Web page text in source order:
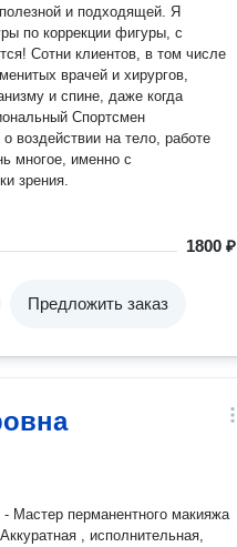
и подходящей. Я
по коррекции фигуры, с
Сотни клиентов, в том числе
врачей и хирургов,
даже когда
воздействии на тело, работе
многое, именно с
зрения.
1800 ₽
Предложить заказ
Мастер перманентного макияжа